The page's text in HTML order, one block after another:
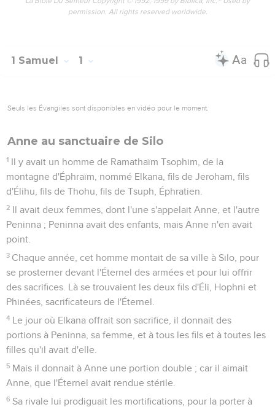
permission. All rights reserved worldwide.
1 Samuel 1
Seuls les Évangiles sont disponibles en vidéo pour le moment.
Anne au sanctuaire de Silo
1 Il y avait un homme de Ramathaïm Tsophim, de la
montagne d'Éphraïm, nommé Elkana, fils de Jeroham, fils
d'Élihu, fils de Thohu, fils de Tsuph, Éphratien.
2 Il avait deux femmes, dont l'une s'appelait Anne, et l'autre
Peninna ; Peninna avait des enfants, mais Anne n'en avait
point.
3 Chaque année, cet homme montait de sa ville à Silo, pour
se prosterner devant l'Éternel des armées et pour lui offrir
des sacrifices. Là se trouvaient les deux fils d'Éli, Hophni et
Phinées, sacrificateurs de l'Éternel.
4 Le jour où Elkana offrait son sacrifice, il donnait des
portions à Peninna, sa femme, et à tous les fils et à toutes les
filles qu'il avait d'elle.
5 Mais il donnait à Anne une portion double ; car il aimait
Anne, que l'Éternel avait rendue stérile.
6 Sa rivale lui prodiguait les mortifications, pour la porter à